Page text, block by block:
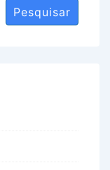
Pesquisar